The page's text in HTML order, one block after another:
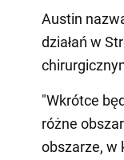
Austin
działań w
"Wkrótce
różne
obszarze, w